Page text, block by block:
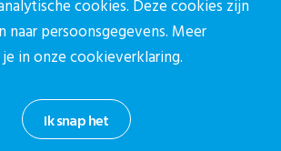
Ik snap het
cookies. Deze cookies zijn
persoonsgegevens. Meer
in onzecookieverklaring.